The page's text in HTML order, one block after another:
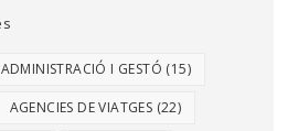
ADMINISTRACIÓ I GESTÓ (15)
AGENCIES DE VIATGES (22)